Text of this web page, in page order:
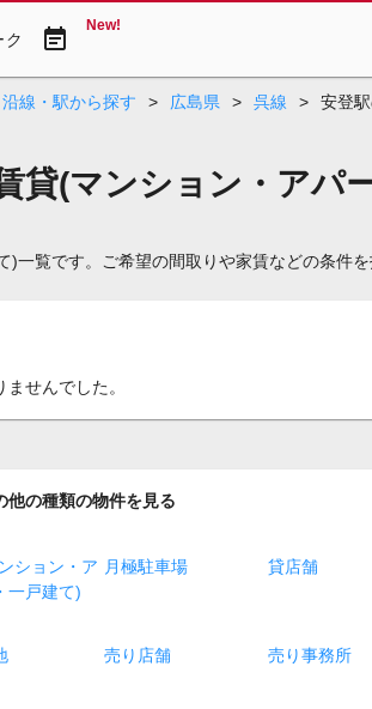
event_note New!
沿線・駅から探す > 広島県 > 呉線 > 安登
貸(マンション・アパ
覧です。ご希望の間取りや家賃などの条件
ませんでした。
他の種類の物件を見る
ション・ア
一戸建て)
月極駐車場 貸店舗
売り店舗 売り事務所